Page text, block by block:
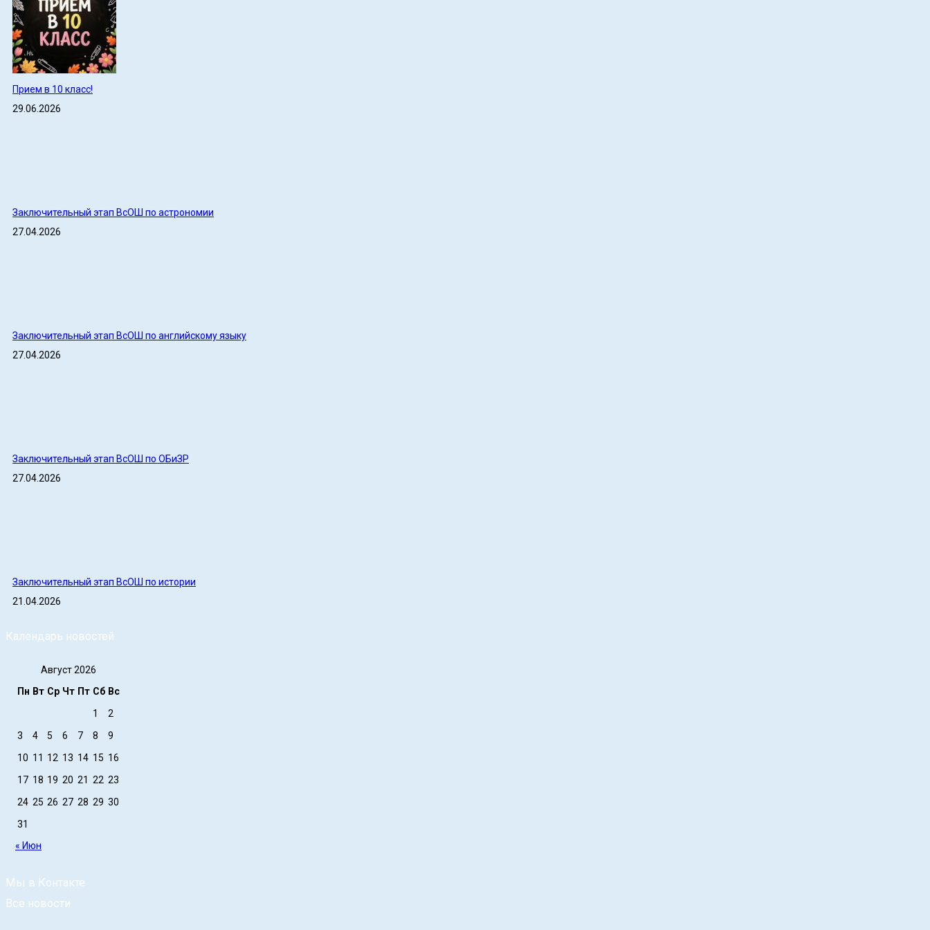
Прием в 10 класс!
29.06.2026
Заключительный этап ВсОШ по астрономии
27.04.2026
Заключительный этап ВсОШ по английскому языку
27.04.2026
Заключительный этап ВсОШ по ОБиЗР
27.04.2026
Заключительный этап ВсОШ по истории
21.04.2026
Календарь новостей
Август 2026
Пн Вт Ср Чт Пт Сб Вс
1
2
3
4 5 6 7 8
9
10 11 12 13 14 15 16
17 18 19 20 21 22 23
24 25 26 27 28 29 30
31
« Июн
Мы в Контакте
Все новости